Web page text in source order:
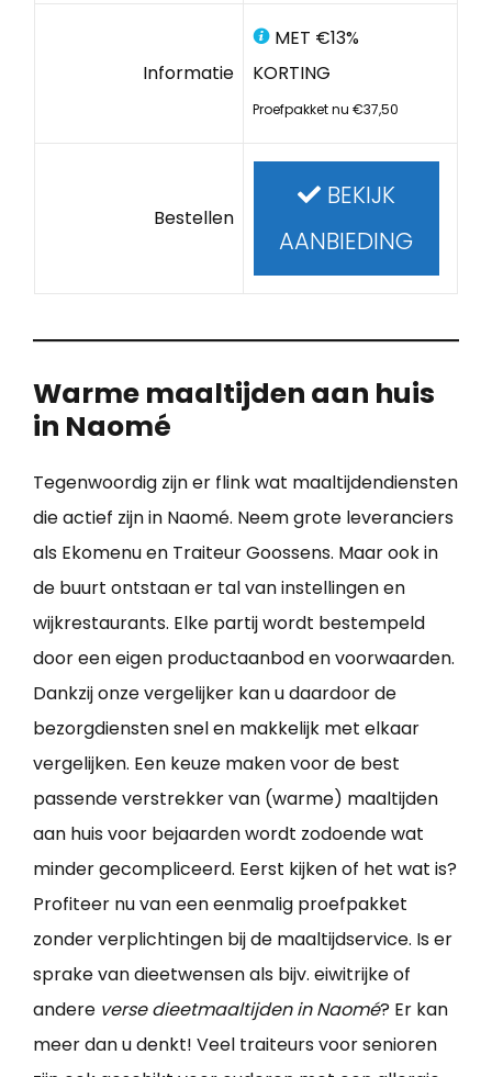
Informatie
MET €13%
KORTING
Proefpakket nu €37,50
Bestellen
BEKIJK
AANBIEDING
Warme maaltijden aan huis
in Naomé
Tegenwoordig zijn er flink wat maaltijdendiensten
die actief zijn in Naomé. Neem grote leveranciers
als Ekomenu en Traiteur Goossens. Maar ook in
de buurt ontstaan er tal van instellingen en
wijkrestaurants. Elke partij wordt bestempeld
door een eigen productaanbod en voorwaarden.
Dankzij onze vergelijker kan u daardoor de
bezorgdiensten snel en makkelijk met elkaar
vergelijken. Een keuze maken voor de best
passende verstrekker van (warme) maaltijden
aan huis voor bejaarden wordt zodoende wat
minder gecompliceerd. Eerst kijken of het wat is?
Profiteer nu van een eenmalig proefpakket
zonder verplichtingen bij de maaltijdservice. Is er
sprake van dieetwensen als bijv. eiwitrijke of
andere verse dieetmaaltijden in Naomé? Er kan
meer dan u denkt! Veel traiteurs voor senioren